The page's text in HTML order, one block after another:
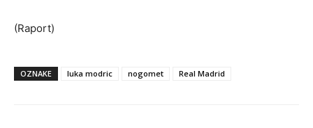
(Raport)
OZNAKE luka modric nogomet Real Madrid